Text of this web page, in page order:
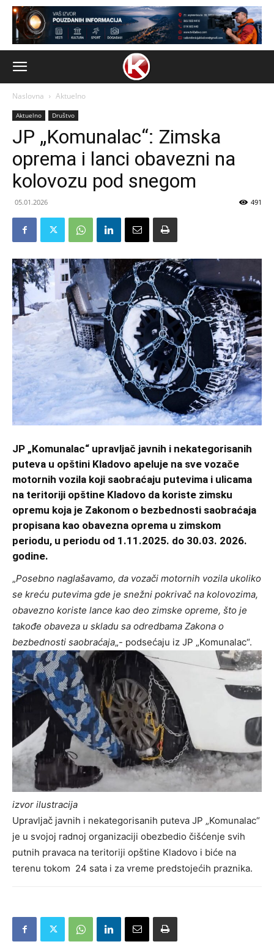
Naslovna Aktuelno
Aktuelno Društvo
JP „Komunalac“: Zimska
oprema i lanci obavezni na
kolovozu pod snegom
05.01.2026 491
JP „Komunalac“ upravljač javnih i nekategorisanih
puteva u opštini Kladovo apeluje na sve vozače
motornih vozila koji saobraćaju putevima i ulicama
na teritoriji opštine Kladovo da koriste zimsku
opremu koja je Zakonom o bezbednosti saobraćaja
propisana kao obavezna oprema u zimskom
periodu, u periodu od 1.11.2025. do 30.03. 2026.
godine.
„Posebno naglašavamo, da vozači motornih vozila ukoliko
se kreću putevima gde je snežni pokrivač na kolovozima,
obavezno koriste lance kao deo zimske opreme, što je
takođe obaveza u skladu sa odredbama Zakona o
bezbednosti saobraćaja„- podsećaju iz JP „Komunalac“.
izvor ilustracija
Upravljač javnih i nekategorisanih puteva JP „Komunalac“
je u svojoj radnoj organizaciji obezbedio čišćenje svih
putnih pravaca na teritoriji opštine Kladovo i biće na
terenu tokom 24 sata i za vreme predstojećih praznika.